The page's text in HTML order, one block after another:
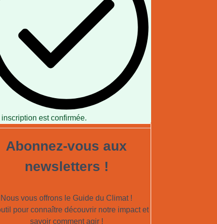
inscription est confirmée.
Abonnez-vous aux
newsletters !
Nous vous offrons le Guide du Climat !
pour connaître découvrir notre impact et
savoir comment agir !